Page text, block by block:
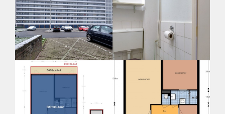
Huurtoeslag grens: Nee
Geschikt voor studenten: Afhankelijk van de Eigenaar